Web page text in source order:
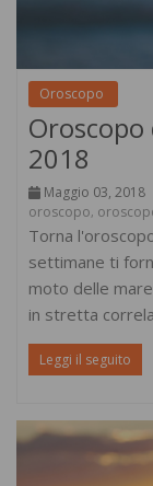
Oroscopo
2018
Maggio 03, 2018
oroscopo,
Torna
settimane ti
moto delle
in stretta
Leggi il seguito